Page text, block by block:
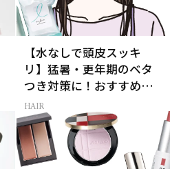
【水なしで頭皮スッキ
リ】猛暑・更年期のベタ
つき対策に！おすすめ最
新ドライシャンプー4選
HAIR